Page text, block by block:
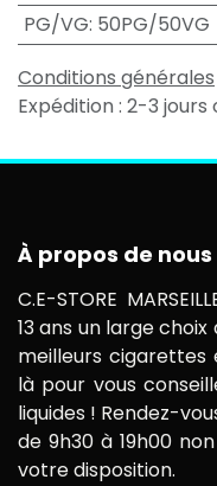
PG/VG: 50PG/50VG
Conditions générales
Expédition : 2-3 jours
À propos de nous
C.E-STORE
13 ans un large
meilleurs cigarettes
là pour vous
liquides ! Rendez-
de 9h30 à 19h00
votre disposition.